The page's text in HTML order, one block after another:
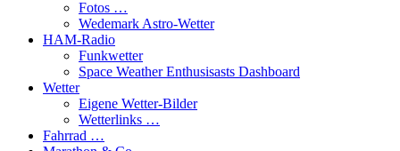
Fotos …
Wedemark Astro-Wetter
HAM-Radio
Funkwetter
Space Weather Enthusisasts Dashboard
Wetter
Eigene Wetter-Bilder
Wetterlinks …
Fahrrad …